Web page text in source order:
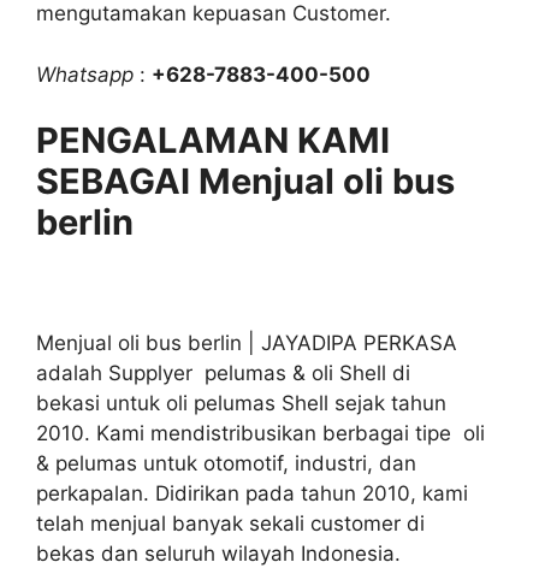
mengutamakan kepuasan Customer.
Whatsapp : +628-7883-400-500
PENGALAMAN KAMI
SEBAGAI Menjual oli bus
berlin
Menjual oli bus berlin | JAYADIPA PERKASA
adalah Supplyer pelumas & oli Shell di
bekasi untuk oli pelumas Shell sejak tahun
2010. Kami mendistribusikan berbagai tipe oli
& pelumas untuk otomotif, industri, dan
perkapalan. Didirikan pada tahun 2010, kami
telah menjual banyak sekali customer di
bekas dan seluruh wilayah Indonesia.